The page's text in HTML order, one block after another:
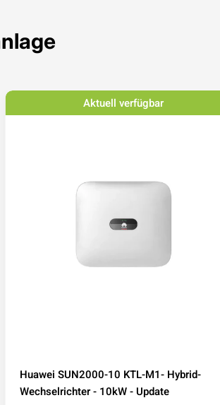
Aktuell verfügbar
Huawei SUN2000-10 KTL-M1- Hybrid-
Wechselrichter - 10kW - Update